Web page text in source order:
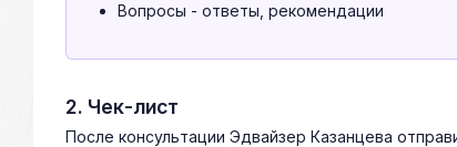
Вопросы - ответы, рекомендации
2. Чек-лист
После консультации Эдвайзер Казанцева